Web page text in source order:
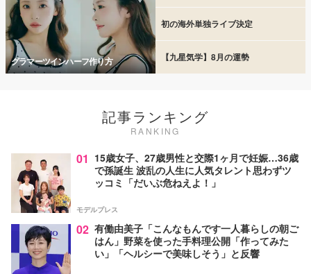
グラマーツインハーフ作り方
初の海外単独ライブ決定
【九星気学】8月の運勢
記事ランキング
RANKING
01 15歳女子、27歳男性と交際1ヶ月で妊娠…36歳
で孫誕生 波乱の人生に人気タレント思わずツ
ッコミ「だいぶ危ねえよ！」
モデルプレス
02 有働由美子「こんなもんです一人暮らしの朝ご
はん」野菜を使った手料理公開「作ってみた
い」「ヘルシーで美味しそう」と反響